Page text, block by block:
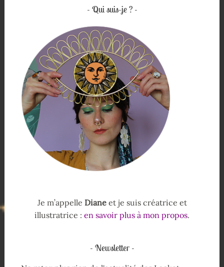
Qui suis-je ?
Je m’appelle Dianeet je suis créatrice et
illustratrice : en savoir plus à mon propos.
Newsletter